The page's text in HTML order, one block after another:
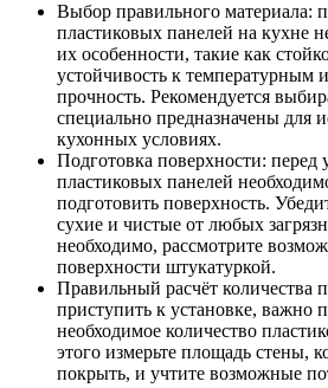
Выбор правильного материала:
пластиковых панелей на кухне
их особенности, такие как
устойчивость к температурным
прочность. Рекомендуется
специально предназначены для
кухонных условиях.
Подготовка поверхности: перед
пластиковых панелей
подготовить поверхность.
сухие и чистые от любых
необходимо, рассмотрите
поверхности штукатуркой.
Правильный расчёт количества
приступить к установке, важно
необходимое количество
этого измерьте площадь стены,
покрыть, и учтите возможные